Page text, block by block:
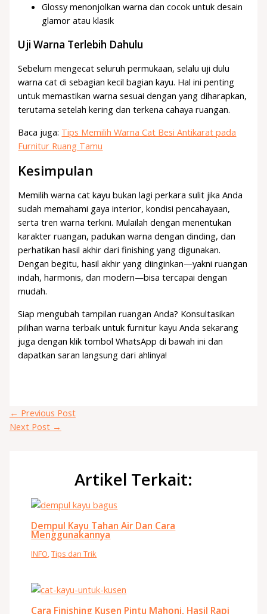
Glossy menonjolkan warna dan cocok untuk desain
glamor atau klasik
Uji Warna Terlebih Dahulu
Sebelum mengecat seluruh permukaan, selalu uji dulu
warna cat di sebagian kecil bagian kayu. Hal ini penting
untuk memastikan warna sesuai dengan yang diharapkan,
terutama setelah kering dan terkena cahaya ruangan.
Baca juga: Tips Memilih Warna Cat Besi Antikarat pada
Furnitur Ruang Tamu
Kesimpulan
Memilih warna cat kayu bukan lagi perkara sulit jika Anda
sudah memahami gaya interior, kondisi pencahayaan,
serta tren warna terkini. Mulailah dengan menentukan
karakter ruangan, padukan warna dengan dinding, dan
perhatikan hasil akhir dari finishing yang digunakan.
Dengan begitu, hasil akhir yang diinginkan—yakni ruangan
indah, harmonis, dan modern—bisa tercapai dengan
mudah.
Siap mengubah tampilan ruangan Anda? Konsultasikan
pilihan warna terbaik untuk furnitur kayu Anda sekarang
juga dengan klik tombol WhatsApp di bawah ini dan
dapatkan saran langsung dari ahlinya!
← Previous Post
Next Post →
Artikel Terkait:
Dempul Kayu Tahan Air Dan Cara
Menggunakannya
INFO,Tips dan Trik
Cara Finishing Kusen Pintu Mahoni, Hasil Rapi